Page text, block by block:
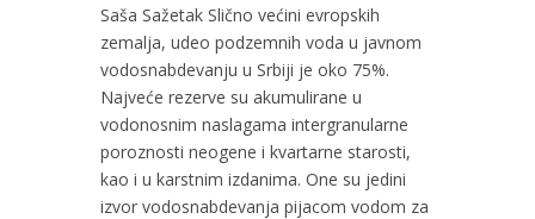
Saša Sažetak Slično većini evropskih
zemalja, udeo podzemnih voda u javnom
vodosnabdevanju u Srbiji je oko 75%.
Najveće rezerve su akumulirane u
vodonosnim naslagama intergranularne
poroznosti neogene i kvartarne starosti,
kao i u karstnim izdanima. One su jedini
izvor vodosnabdevanja pijacom vodom za